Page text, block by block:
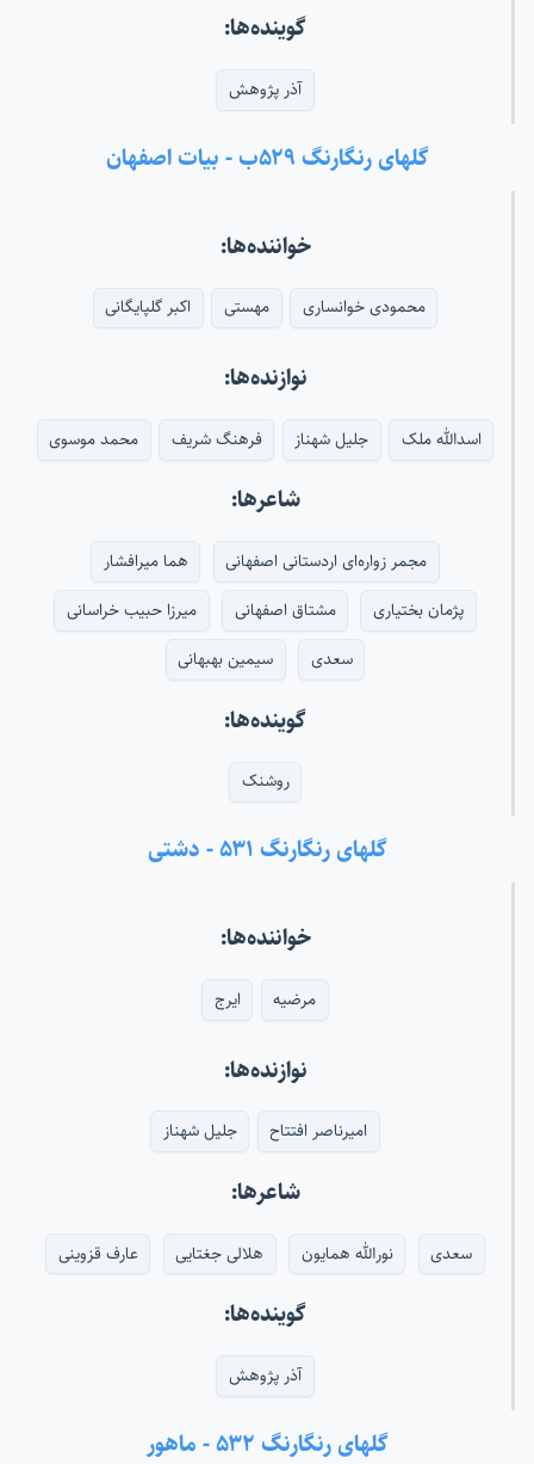
گوینده‌ها:
آذر پژوهش
گلهای رنگارنگ ۵۲۹ب - بیات اصفهان
خواننده‌ها:
محمودی خوانساری مهستی اکبر گلپایگانی
نوازنده‌ها:
اسدالله ملک جلیل شهناز فرهنگ شریف محمد موسوی
شاعرها:
مجمر زواره‌ای اردستانی اصفهانی
هما میرافشار
پژمان بختیاری
مشتاق اصفهانی
میرزا حبیب خراسانی
سعدی
سیمین بهبهانی
گوینده‌ها:
روشنک
گلهای رنگارنگ ۵۳۱ - دشتی
خواننده‌ها:
مرضیه ایرج
نوازنده‌ها:
امیرناصر افتتاح جلیل شهناز
شاعرها:
سعدی نورالله همایون هلالی جغتایی عارف قزوینی
گوینده‌ها:
آذر پژوهش
گلهای رنگارنگ ۵۳۲ - ماهور